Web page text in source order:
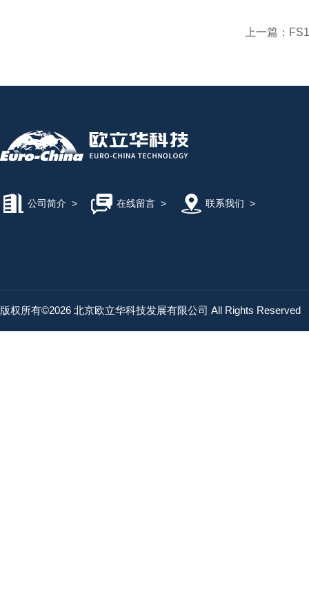
上一篇：
公司简介 > 在线留言> 联系我们 >
版权所有©2026 北京欧立华科技发展有限公司 All Rights Reserved